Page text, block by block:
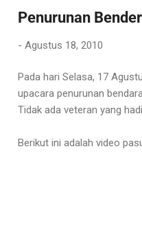
Penurunan
- Agustus 18, 2010
Pada hari Selasa, 17
upacara penurunan
Tidak ada veteran yang
Berikut ini adalah video